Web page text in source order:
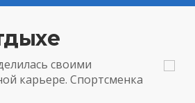
своими
карьере. Спортсменка